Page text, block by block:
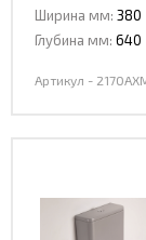
Ширина мм: 380
Глубина мм: 640
Артикул -